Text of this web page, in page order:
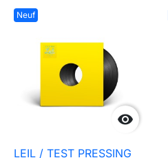
Neuf

LEIL / TEST PRESSING